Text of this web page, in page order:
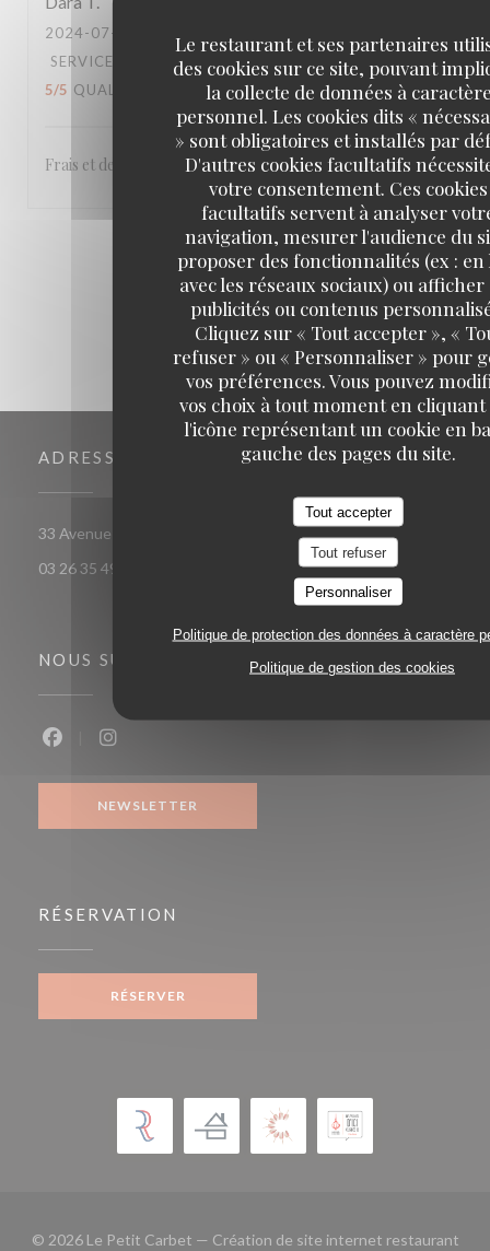
Le restaurant et ses partenaires
des cookies sur ce site, pouvant
la collecte de données à
personnel. Les cookies dits «
» sont obligatoires et installés par
D'autres cookies facultatifs
votre consentement. Ces cookies
facultatifs servent à analyser
navigation, mesurer l'audience du
proposer des fonctionnalités (ex : en
avec les réseaux sociaux) ou afficher
publicités ou contenus
Cliquez sur « Tout accepter », «
refuser » ou « Personnaliser » pour
vos préférences. Vous pouvez
vos choix à tout moment en
l'icône représentant un cookie en
gauche des pages du site.
Tout accepter
Tout refuser
Personnaliser
Politique de protection des données à caractère
Politique de gestion des cookies
2024-07-18
SERVICE
AMBIANCE: CUISINE:
5/5 QUALITÉ / PRIX 5/5
Frais et de qualité.
1 2 3
ADRESSE
33 Avenue Georges Clemenceau 51100 Reims((ouvre une
03 26 35 49 58
NOUS SUIVRE
NEWSLETTER
RÉSERVATION
RÉSERVER
© 2026 Le Petit Carbet — Création de site internet restaurant